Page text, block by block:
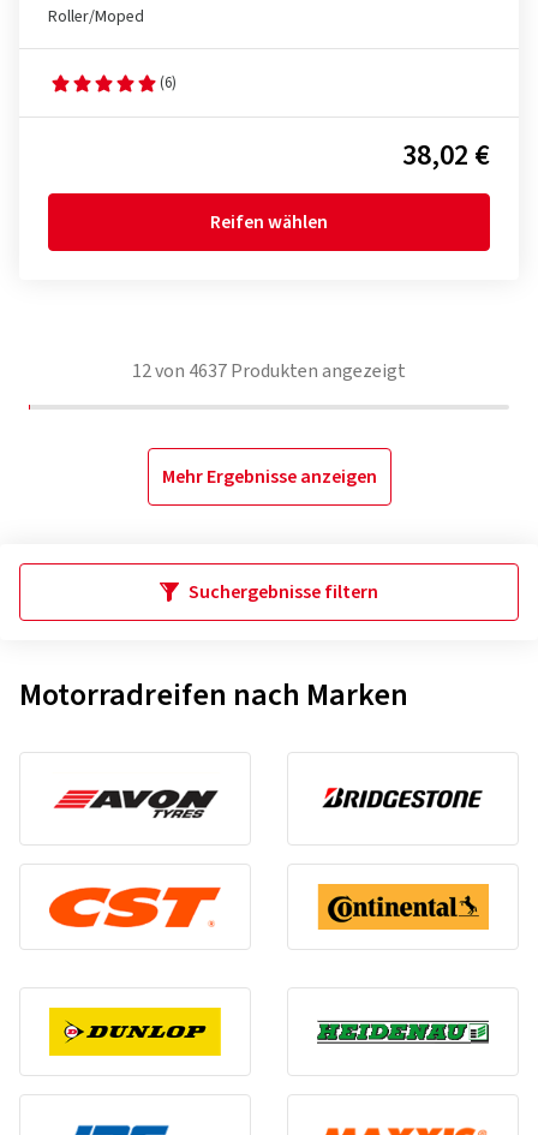
Roller/Moped
(6)
38,02 €
Reifen wählen
12von 4637Produkten angezeigt
Mehr Ergebnisse anzeigen
Suchergebnisse filtern
Motorradreifen nach Marken